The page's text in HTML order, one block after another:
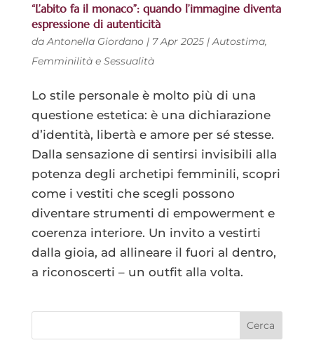
“L’abito fa il monaco”: quando l’immagine diventa
espressione di autenticità
daAntonella Giordano| 7 Apr 2025|Autostima,
Femminilità e Sessualità
Lo stile personale è molto più di una
questione estetica: è una dichiarazione
d’identità, libertà e amore per sé stesse.
Dalla sensazione di sentirsi invisibili alla
potenza degli archetipi femminili, scopri
come i vestiti che scegli possono
diventare strumenti di empowerment e
coerenza interiore. Un invito a vestirti
dalla gioia, ad allineare il fuori al dentro,
a riconoscerti – un outfit alla volta.